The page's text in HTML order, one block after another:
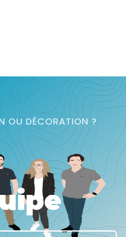
OU DÉCORATION ?